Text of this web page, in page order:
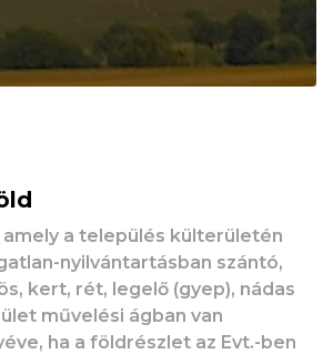
a település külterületén
nyilvántartásban szántó,
kert, rét, legelő (gyep), nádas
művelési ágban van
ha a földrészlet az Evt.-ben